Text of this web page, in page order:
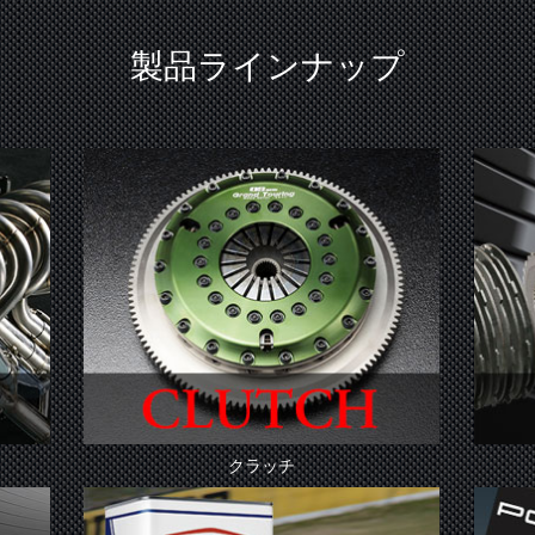
製品ラインナップ
クラッチ